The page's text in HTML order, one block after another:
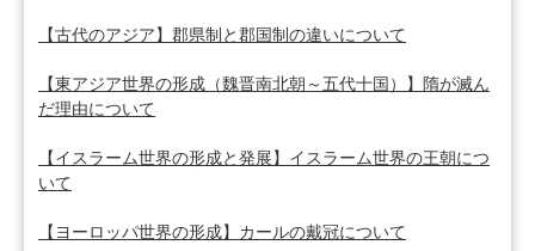
【古代のアジア】郡県制と郡国制の違いについて
【東アジア世界の形成（魏晋南北朝～五代十国）】隋が滅ん
だ理由について
【イスラーム世界の形成と発展】イスラーム世界の王朝につ
いて
【ヨーロッパ世界の形成】カールの戴冠について